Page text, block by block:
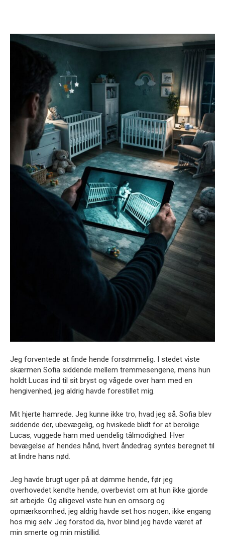
Jeg forventede at finde hende forsømmelig. I stedet viste
skærmen Sofia siddende mellem tremmesengene, mens hun
holdt Lucas ind til sit bryst og vågede over ham med en
hengivenhed, jeg aldrig havde forestillet mig.
Mit hjerte hamrede. Jeg kunne ikke tro, hvad jeg så. Sofia blev
siddende der, ubevægelig, og hviskede blidt for at berolige
Lucas, vuggede ham med uendelig tålmodighed. Hver
bevægelse af hendes hånd, hvert åndedrag syntes beregnet til
at lindre hans nød.
Jeg havde brugt uger på at dømme hende, før jeg
overhovedet kendte hende, overbevist om at hun ikke gjorde
sit arbejde. Og alligevel viste hun en omsorg og
opmærksomhed, jeg aldrig havde set hos nogen, ikke engang
hos mig selv. Jeg forstod da, hvor blind jeg havde været af
min smerte og min mistillid.